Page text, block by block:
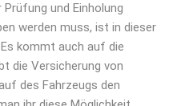
und Einholung
werden muss, ist in dieser
kommt auch auf die
die Versicherung von
des Fahrzeugs den